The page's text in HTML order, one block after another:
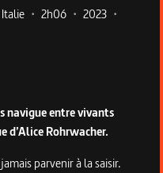
Italie • 2h06 • 2023 •
navigue entre vivants
d’Alice Rohrwacher.
parvenir à la saisir.